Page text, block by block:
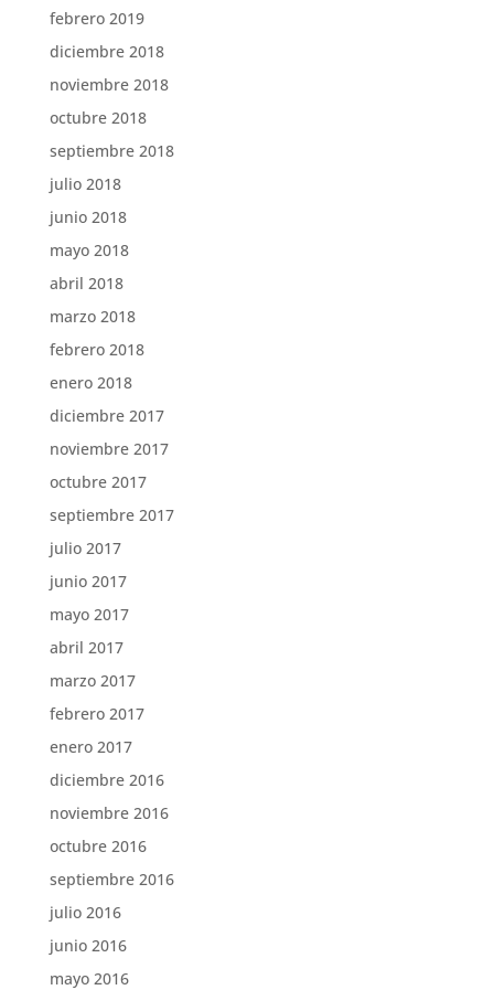
febrero 2019
diciembre 2018
noviembre 2018
octubre 2018
septiembre 2018
julio 2018
junio 2018
mayo 2018
abril 2018
marzo 2018
febrero 2018
enero 2018
diciembre 2017
noviembre 2017
octubre 2017
septiembre 2017
julio 2017
junio 2017
mayo 2017
abril 2017
marzo 2017
febrero 2017
enero 2017
diciembre 2016
noviembre 2016
octubre 2016
septiembre 2016
julio 2016
junio 2016
mayo 2016